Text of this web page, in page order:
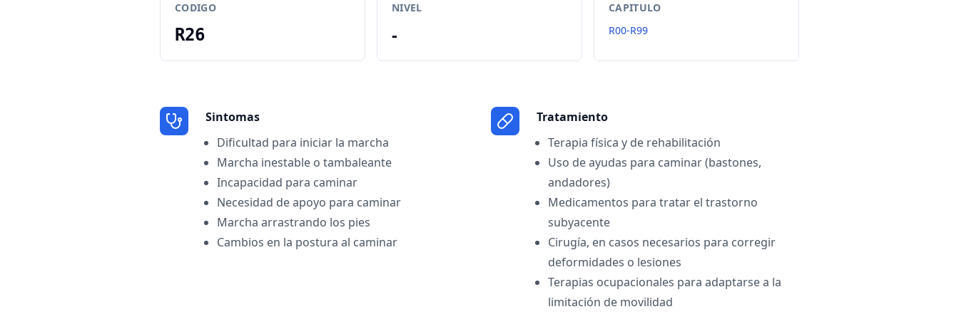
CODIGO
R26
NIVEL
-
CAPITULO
R00-R99
Sintomas
Dificultad para iniciar la marcha
Marcha inestable o tambaleante
Incapacidad para caminar
Necesidad de apoyo para caminar
Marcha arrastrando los pies
Cambios en la postura al caminar
Tratamiento
Terapia física y de rehabilitación
Uso de ayudas para caminar (bastones,
andadores)
Medicamentos para tratar el trastorno
subyacente
Cirugía, en casos necesarios para corregir
deformidades o lesiones
Terapias ocupacionales para adaptarse a la
limitación de movilidad